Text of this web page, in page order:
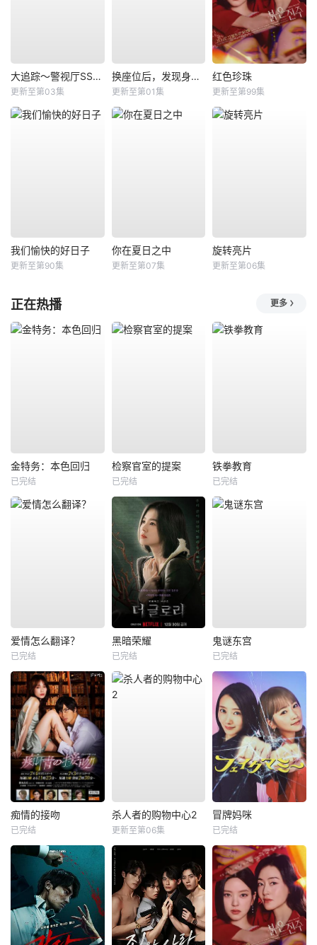
大追踪〜警视厅SSBC强行犯系〜第二季
更新至第03集
换座位后，发现身后的男生好像喜欢我
更新至第01集
红色珍珠
更新至第99集
我们愉快的好日子
更新至第90集
你在夏日之中
更新至第07集
旋转亮片
更新至第06集
正在热播 更多
金特务：本色回归
已完结
检察官室的提案
已完结
铁拳教育
已完结
爱情怎么翻译？
已完结
黑暗荣耀
已完结
鬼谜东宫
已完结
痴情的接吻
已完结
杀人者的购物中心2
更新至第06集
冒牌妈咪
已完结